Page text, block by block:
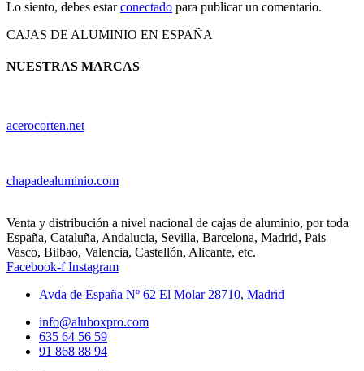
Lo siento, debes estarconectado para publicar un comentario.
CAJAS DE ALUMINIO EN ESPAÑA
NUESTRAS MARCAS
acerocorten.net
chapadealuminio.com
Venta y distribución a nivel nacional de cajas de aluminio, por toda
España, Cataluña, Andalucia, Sevilla, Barcelona, Madrid, Pais
Vasco, Bilbao, Valencia, Castellón, Alicante, etc.
Facebook-f Instagram
Avda de España Nº 62 El Molar 28710, Madrid
info@aluboxpro.com
635 64 56 59
91 868 88 94